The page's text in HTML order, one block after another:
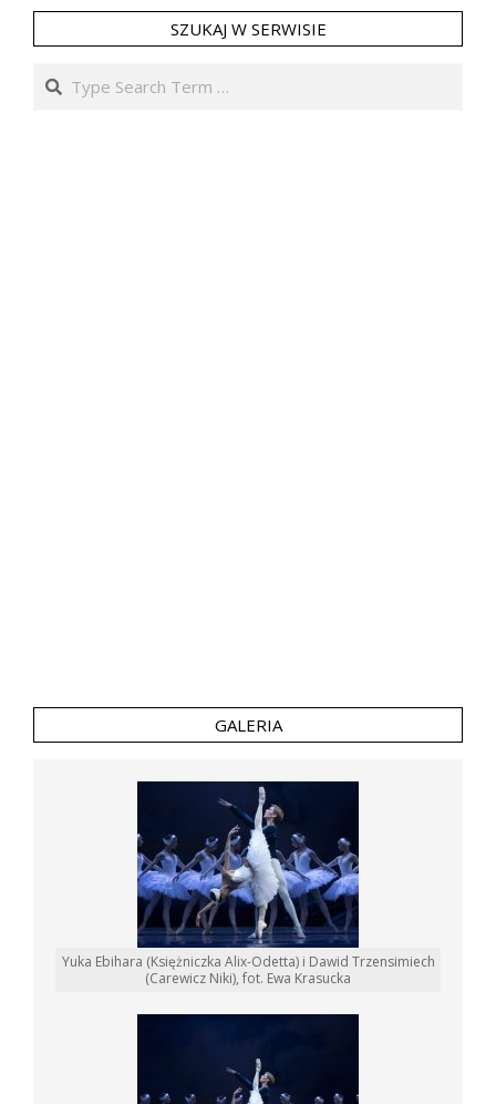
SZUKAJ W SERWISIE
Search
GALERIA
Yuka Ebihara (Księżniczka Alix-Odetta) i Dawid Trzensimiech
(Carewicz Niki), fot. Ewa Krasucka